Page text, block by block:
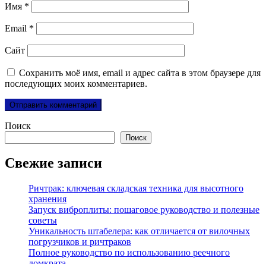
Имя *
Email *
Сайт
Сохранить моё имя, email и адрес сайта в этом браузере для
последующих моих комментариев.
Поиск
Поиск
Свежие записи
Ричтрак: ключевая складская техника для высотного
хранения
Запуск виброплиты: пошаговое руководство и полезные
советы
Уникальность штабелера: как отличается от вилочных
погрузчиков и ричтраков
Полное руководство по использованию реечного